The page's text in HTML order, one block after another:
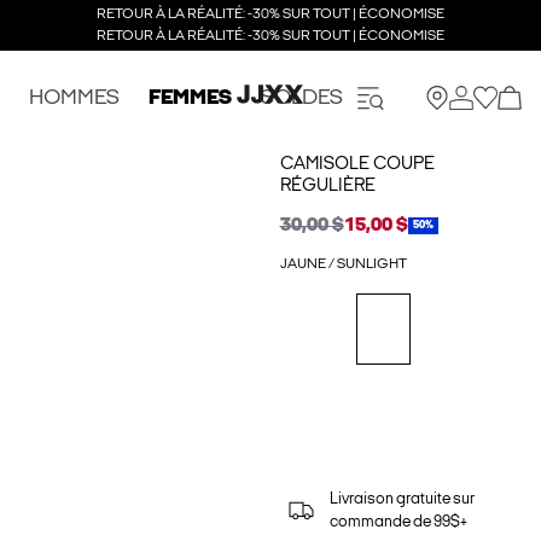
RETOUR À LA RÉALITÉ: -30% SUR TOUT | ÉCONOMISE
RETOUR À LA RÉALITÉ: -30% SUR TOUT | ÉCONOMISE
HOMMES FEMMES SOLDES
CAMISOLE COUPE
RÉGULIÈRE
30,00 $15,00 $ 50%
JAUNE / SUNLIGHT
Livraison gratuite sur
commande de 99$+